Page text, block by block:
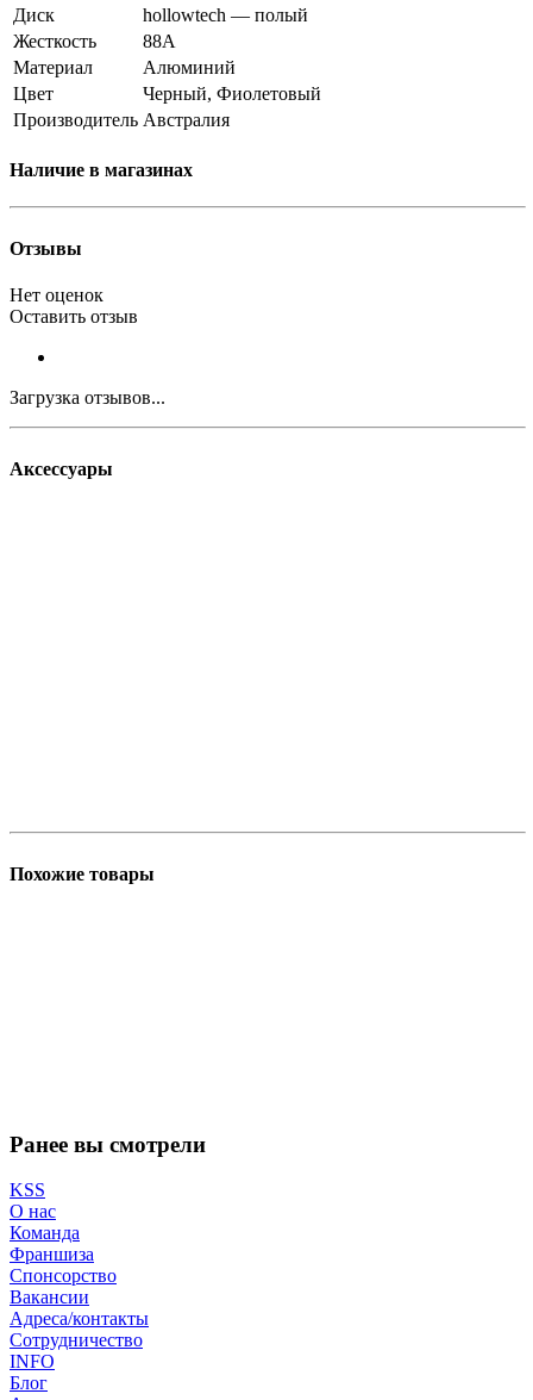
Диск
hollowtech — полый
Жесткость
88A
Материал
Алюминий
Цвет
Черный, Фиолетовый
Производитель Австралия
Наличие в магазинах
Отзывы
Нет оценок
Оставить отзыв
Загрузка отзывов...
Аксессуары
Похожие товары
Ранее вы смотрели
KSS
О нас
Команда
Франшиза
Спонсорство
Вакансии
Адреса/контакты
Сотрудничество
INFO
Блог